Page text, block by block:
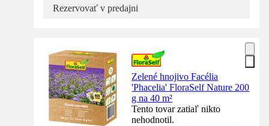
Rezervovať v predajni
Zelené hnojivo Facélia
'Phacelia' FloraSelf Nature 200
g na 40 m²
Tento tovar zatiaľ nikto
nehodnotil.